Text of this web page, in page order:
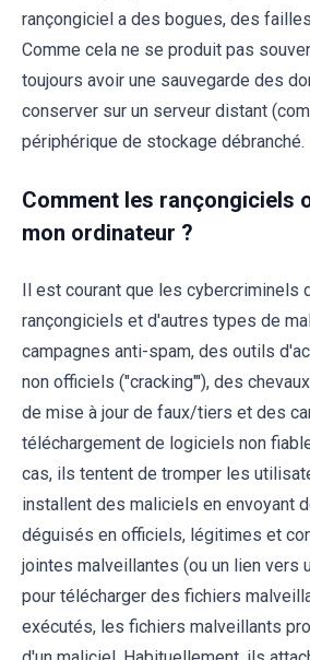
rançongiciel a des bogues, des
Comme cela ne se produit pas
toujours avoir une sauvegarde des
conserver sur un serveur distant
périphérique de stockage débranché.
Comment les rançongiciels
mon ordinateur ?
Il est courant que les cybercriminels
rançongiciels et d'autres types de
campagnes anti-spam, des outils
non officiels ("cracking"'), des
de mise à jour de faux/tiers et des
téléchargement de logiciels non
cas, ils tentent de tromper les
installent des maliciels en envoyant
déguisés en officiels, légitimes et
jointes malveillantes (ou un lien vers
pour télécharger des fichiers
exécutés, les fichiers malveillants